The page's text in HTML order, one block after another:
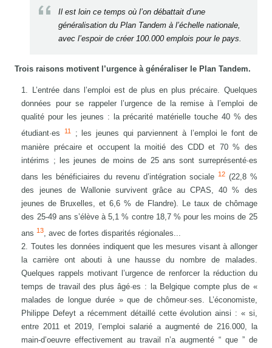
Il est loin ce temps où l’on débattait d’une
généralisation du Plan Tandem à l’échelle nationale,
avec l’espoir de créer 100.000 emplois pour le pays.
Trois raisons motivent l’urgence à généraliser le Plan Tandem.
L’entrée dans l’emploi est de plus en plus précaire. Quelques
données pour se rappeler l’urgence de la remise à l’emploi de
qualité pour les jeunes : la précarité matérielle touche 40 % des
étudiant·es11
; les jeunes qui parviennent à l’emploi le font de
manière précaire et occupent la moitié des CDD et 70 % des
intérims ; les jeunes de moins de 25 ans sont surreprésenté·es
dans les bénéficiaires du revenu d’intégration sociale 12 (22,8 %
des jeunes de Wallonie survivent grâce au CPAS, 40 % des
jeunes de Bruxelles, et 6,6 % de Flandre). Le taux de chômage
des 25-49 ans s’élève à 5,1 % contre 18,7 % pour les moins de 25
ans13, avec de fortes disparités régionales...
Toutes les données indiquent que les mesures visant à allonger
la carrière ont abouti à une hausse du nombre de malades.
Quelques rappels motivant l’urgence de renforcer la réduction du
temps de travail des plus âgé·es : la Belgique compte plus de «
malades de longue durée » que de chômeur·ses. L’économiste,
Philippe Defeyt a récemment détaillé cette évolution ainsi : « si,
entre 2011 et 2019, l’emploi salarié a augmenté de 216.000, la
main-d’oeuvre effectivement au travail n’a augmenté “ que ” de